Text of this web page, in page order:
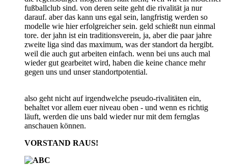
fußballclub sind. von deren seite geht die rivalität ja nur
darauf. aber das kann uns egal sein, langfristig werden so
modelle wie hier erfolgreicher sein. geld schießt nun einmal
tore. der jahn ist ein traditionsverein, ja, aber die paar jahre
zweite liga sind das maximum, was der standort da hergibt.
weil die auch gut arbeiten einfach. wenn bei uns auch mal
wieder gut gearbeitet wird, haben die keine chance mehr
gegen uns und unser standortpotential.
also geht nicht auf irgendwelche pseudo-rivalitäten ein,
behaltet vor allem euer niveau oben - und wenn es richtig
läuft, werden die uns bald wieder nur mit dem fernglas
anschauen können.
VORSTAND RAUS!